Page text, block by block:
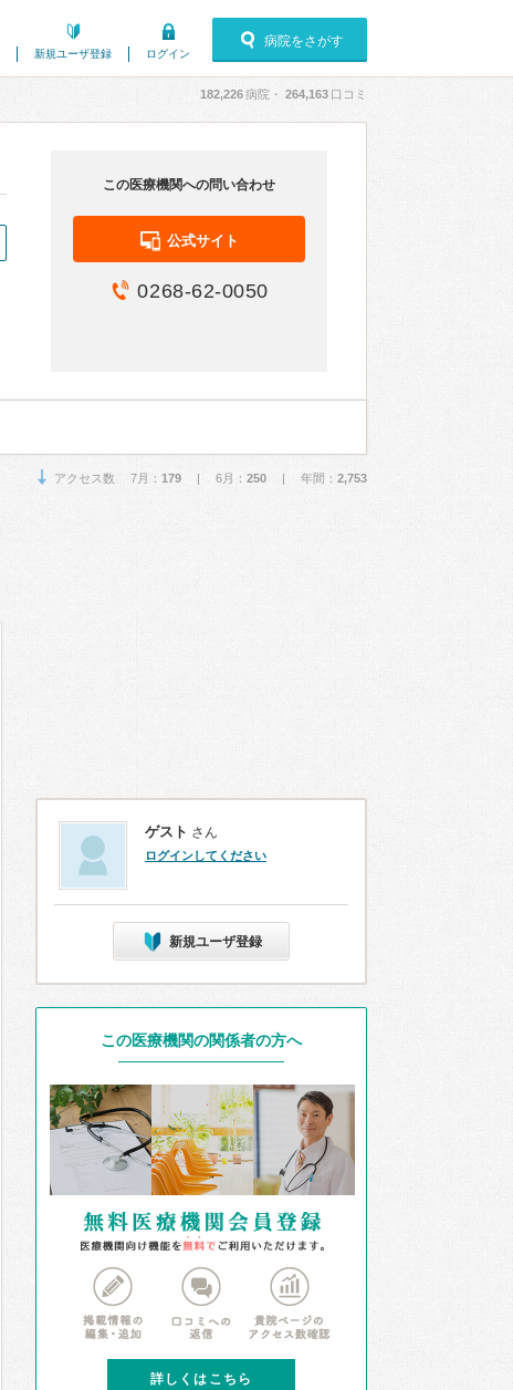
新規ユーザ登録 ログイン
病院をさがす
182,226病院・ 264,163 口コミ
この医療機関への問い合わせ
公式サイト
0268-62-0050
アクセス数 7月： 179 | 6月： 250 | 年間： 2,753
ゲスト さん
ログインしてください
新規ユーザ登録
この医療機関の関係者の方へ
詳しくはこちら